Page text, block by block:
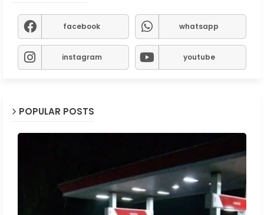
facebook whatsapp
instagram youtube
POPULAR POSTS